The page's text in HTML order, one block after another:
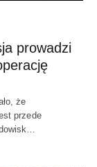
prowadzi
że
przede